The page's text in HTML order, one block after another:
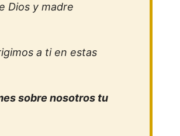
Dios y madre
a ti en estas
sobre nosotros tu